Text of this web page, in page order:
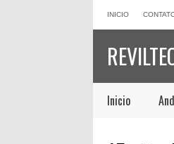
INICIO
Inicio